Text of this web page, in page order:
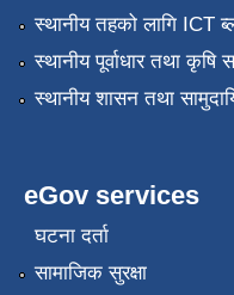
स्थानीय तहको लागि ICT
स्थानीय पूर्वाधार तथा कृषि
स्थानीय शासन तथा
eGov services
घटना दर्ता
सामाजिक सुरक्षा